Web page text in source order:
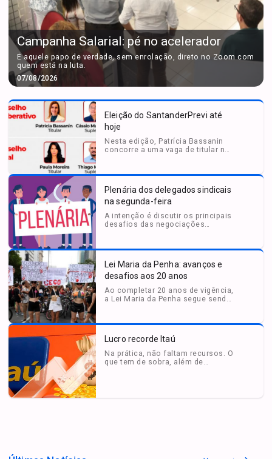
Campanha Salarial: pé no acelerador
É aquele papo de verdade, sem enrolação, direto no Zoom com
quem está na luta.
07/08/2026
Eleição do SantanderPrevi até
hoje
Nesta edição, Patrícia Bassanin
concorre a uma vaga de titular no
Plenária dos delegados sindicais
na segunda-feira
A intenção é discutir os principais
desafios das negociações
Lei Maria da Penha: avanços e
desafios aos 20 anos
Ao completar 20 anos de vigência,
a Lei Maria da Penha segue sendo
Lucro recorde Itaú
Na prática, não faltam recursos. O
que tem de sobra, além de